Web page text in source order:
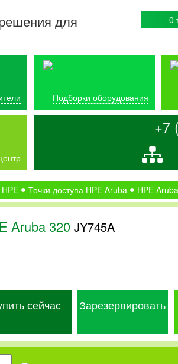
для
0
Подборки оборудования
+7
Точки доступа HPE Aruba HPE
Aruba 320 JY745A
сейчас Зарезервировать